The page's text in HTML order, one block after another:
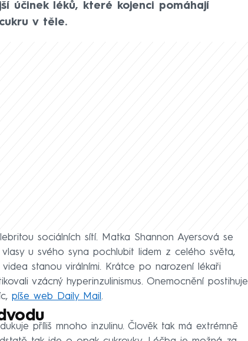
účinek léků, které kojenci pomáhají
v těle.
sociálních sítí. Matka Shannon Ayersová se
u svého syna pochlubit lidem z celého světa,
stanou virálními. Krátce po narození lékaři
vzácný hyperinzulinismus. Onemocnění postihuje
píše web Daily Mail .
příliš mnoho inzulinu. Člověk tak má extrémně